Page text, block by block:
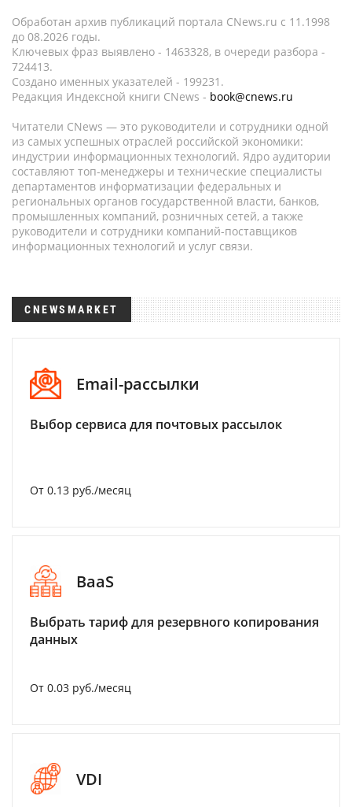
Обработан архив публикаций портала CNews.ru c 11.1998
до 08.2026 годы.
Ключевых фраз выявлено - 1463328, в очереди разбора -
724413.
Создано именных указателей - 199231.
Редакция Индексной книги CNews - book@cnews.ru
Читатели CNews — это руководители и сотрудники одной
из самых успешных отраслей российской экономики:
индустрии информационных технологий. Ядро аудитории
составляют топ-менеджеры и технические специалисты
департаментов информатизации федеральных и
региональных органов государственной власти, банков,
промышленных компаний, розничных сетей, а также
руководители и сотрудники компаний-поставщиков
информационных технологий и услуг связи.
CNEWSMARKET
Email-рассылки
Выбор сервиса для почтовых рассылок
От 0.13 руб./месяц
BaaS
Выбрать тариф для резервного копирования
данных
От 0.03 руб./месяц
VDI